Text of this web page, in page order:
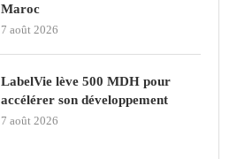
Maroc
7 août 2026
LabelVie lève 500 MDH pour
accélérer son développement
7 août 2026